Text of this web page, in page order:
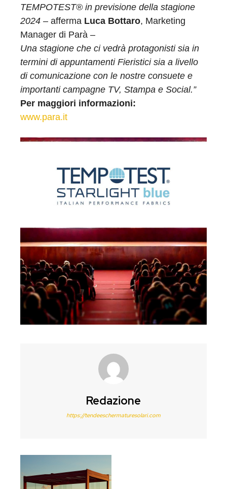
TEMPOTEST® in previsione della stagione
2024 – afferma Luca Bottaro, Marketing
Manager di Parà –
Una stagione che ci vedrà protagonisti sia in
termini di appuntamenti Fieristici sia a livello
di comunicazione con le nostre consuete e
importanti campagne TV, Stampa e Social.”
Per maggiori informazioni:
www.para.it
Redazione
https://tendeeschermaturesolari.com